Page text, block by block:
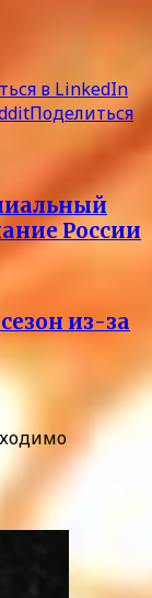
в LinkedIn
Поделиться
России
из-за